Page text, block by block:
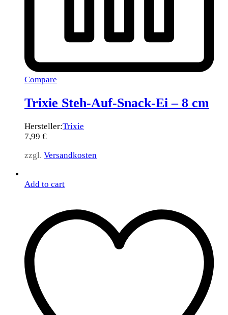
Compare
Trixie Steh-Auf-Snack-Ei – 8 cm
Hersteller:Trixie
7,99 €
zzgl. Versandkosten
Add to cart